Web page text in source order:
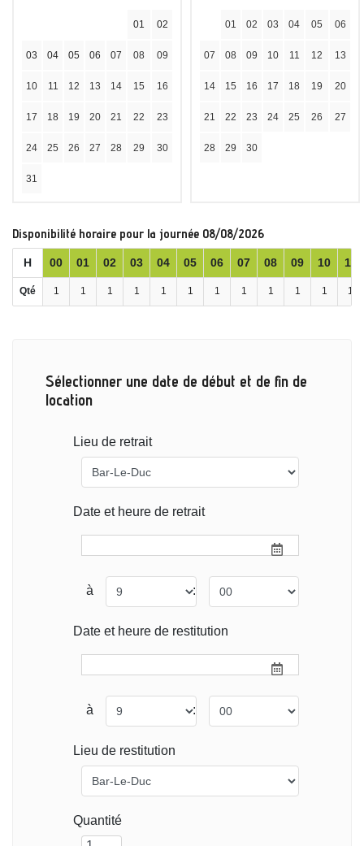
01 02
03 04 05 06 07 08 09
10 11 12 13 14 15 16
17 18 19 20 21 22 23
24 25 26 27 28 29 30
31
01 02 03 04 05 06
07 08 09 10 11 12 13
14 15 16 17 18 19 20
21 22 23 24 25 26 27
28 29 30
Disponibilité horaire pour la journée 08/08/2026
H 00 01 02 03 04 05 06 07 08 09 10 11
Qté 1 1 1 1 1 1 1 1 1 1 1 1
Sélectionner une date de début et de fin de
location
Lieu de retrait
Date et heure de retrait
à :
Date et heure de restitution
à :
Lieu de restitution
Quantité